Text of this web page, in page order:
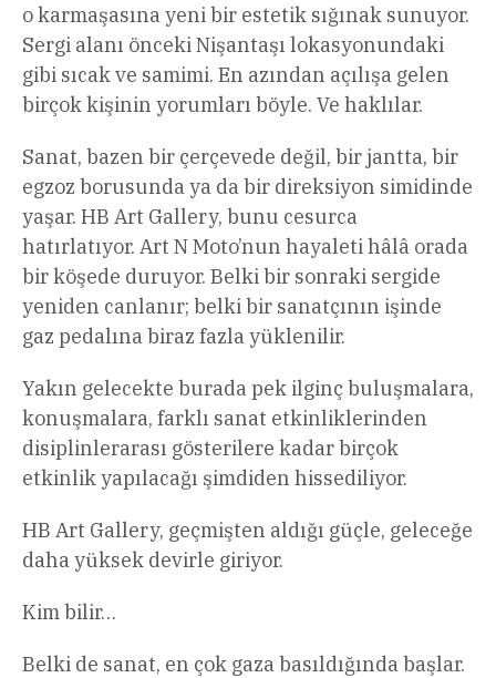
o karmaşasına yeni bir estetik sığınak sunuyor.
Sergi alanı önceki Nişantaşı lokasyonundaki
gibi sıcak ve samimi. En azından açılışa gelen
birçok kişinin yorumları böyle. Ve haklılar.
Sanat, bazen bir çerçevede değil, bir jantta, bir
egzoz borusunda ya da bir direksiyon simidinde
yaşar. HB Art Gallery, bunu cesurca
hatırlatıyor. Art N Moto’nun hayaleti hâlâ orada
bir köşede duruyor. Belki bir sonraki sergide
yeniden canlanır; belki bir sanatçının işinde
gaz pedalına biraz fazla yüklenilir.
Yakın gelecekte burada pek ilginç buluşmalara,
konuşmalara, farklı sanat etkinliklerinden
disiplinlerarası gösterilere kadar birçok
etkinlik yapılacağı şimdiden hissediliyor.
HB Art Gallery, geçmişten aldığı güçle, geleceğe
daha yüksek devirle giriyor.
Kim bilir…
Belki de sanat, en çok gaza basıldığında başlar.